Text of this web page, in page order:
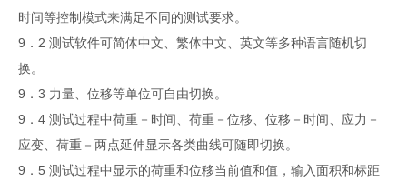
时间等控制模式来满足不同的测试要求。
9．2 测试软件可简体中文、繁体中文、英文等多种语言随机切
换。
9．3 力量、位移等单位可自由切换。
9．4 测试过程中荷重－时间、荷重－位移、位移－时间、应力－
应变、荷重－两点延伸显示各类曲线可随即切换。
9．5 测试过程中显示的荷重和位移当前值和值，输入面积和标距